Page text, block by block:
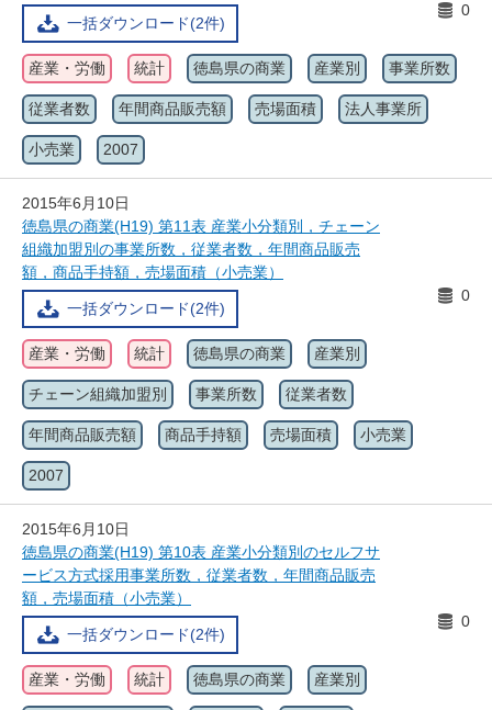
一括ダウンロード(2件)
0
産業・労働 統計 徳島県の商業 産業別 事業所数
従業者数 年間商品販売額 売場面積 法人事業所
小売業 2007
2015年6月10日
徳島県の商業(H19) 第11表 産業小分類別，チェーン
組織加盟別の事業所数，従業者数，年間商品販売
額，商品手持額，売場面積（小売業）
一括ダウンロード(2件)
0
産業・労働 統計 徳島県の商業 産業別
チェーン組織加盟別 事業所数 従業者数
年間商品販売額 商品手持額 売場面積 小売業
2007
2015年6月10日
徳島県の商業(H19) 第10表 産業小分類別のセルフサ
ービス方式採用事業所数，従業者数，年間商品販売
額，売場面積（小売業）
一括ダウンロード(2件)
0
産業・労働 統計 徳島県の商業 産業別